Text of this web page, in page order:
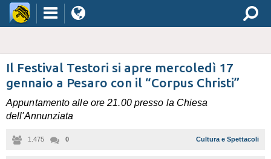
Il Festival Testori si apre mercoledì 17
gennaio a Pesaro con il “Corpus Christi”
Appuntamento alle ore 21.00 presso la Chiesa
dell'Annunziata
1.475 0 Cultura e Spettacoli